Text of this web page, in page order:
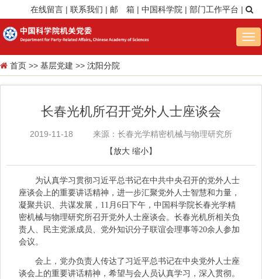
在线留言 | 联系我们 | 邮 箱 | 中国科学院 | 部门工作平台 |
首页 >> 基层党建 >> 沈阳分院
长春光机所召开党外人士座谈会
2019-11-18
来源：长春光学精密机械与物理研究所
【放大 缩小】
为认真学习贯彻习近平总书记在中共中央召开的党外人士
座谈会上的重要讲话精神，进一步汇聚党外人士智慧和力量，
凝聚共识、共谋发展，11月6日下午，中国科学院长春光学精
密机械与物理研究所召开党外人士座谈会。长春光机所相关负
责人、民主党派成员、党外知识分子联谊会理事等20余人参加
会议。
会上，党办负责人传达了习近平总书记在中央党外人士座
谈会上的重要讲话精神，希望与会人员认真学习，深入贯彻。